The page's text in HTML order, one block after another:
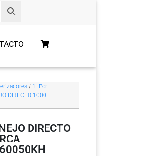
/ 1. Por
DIRECTO 1000
DIRECTO